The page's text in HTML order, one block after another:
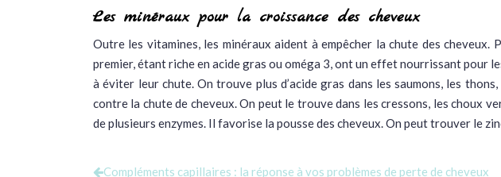
Les minéraux pour la croissance des cheveux
Outre les vitamines, les minéraux aident à empêcher la chute des
premier, étant riche en acide gras ou oméga 3, ont un effet nourrissant pour
à éviter leur chute. On trouve plus d’acide gras dans les saumons, les
contre la chute de cheveux. On peut le trouve dans les cressons, les choux
de plusieurs enzymes. Il favorise la pousse des cheveux. On peut trouver le
Compléments capillaires : la réponse à vos problèmes de perte de cheveux